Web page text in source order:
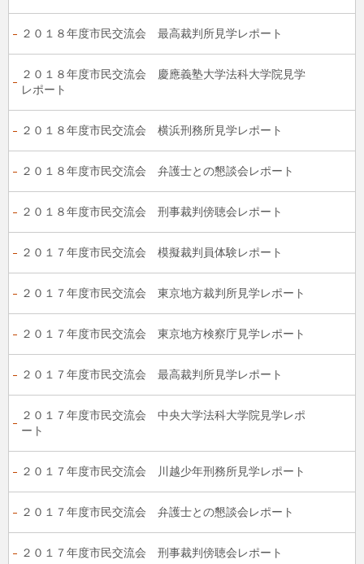
２０１８年度市民交流会 最高裁判所見学レポート
２０１８年度市民交流会 慶應義塾大学法科大学院見学
レポート
２０１８年度市民交流会 横浜刑務所見学レポート
２０１８年度市民交流会 弁護士との懇談会レポート
２０１８年度市民交流会 刑事裁判傍聴会レポート
２０１７年度市民交流会 模擬裁判員体験レポート
２０１７年度市民交流会 東京地方裁判所見学レポート
２０１７年度市民交流会 東京地方検察庁見学レポート
２０１７年度市民交流会 最高裁判所見学レポート
２０１７年度市民交流会 中央大学法科大学院見学レポ
ート
２０１７年度市民交流会 川越少年刑務所見学レポート
２０１７年度市民交流会 弁護士との懇談会レポート
２０１７年度市民交流会 刑事裁判傍聴会レポート